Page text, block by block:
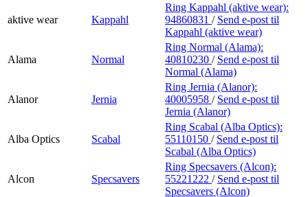
aktive wear Kappahl
Ring Kappahl (aktive wear):
94860831 / Send e-post til
Kappahl (aktive wear)
Alama Normal
Ring Normal (Alama):
40810230 / Send e-post til
Normal (Alama)
Alanor Jernia
Ring Jernia (Alanor):
40005958 / Send e-post til
Jernia (Alanor)
Alba Optics Scabal
Ring Scabal (Alba Optics):
55110150 / Send e-post til
Scabal (Alba Optics)
Alcon Specsavers
Ring Specsavers (Alcon):
55221222 / Send e-post til
Specsavers (Alcon)